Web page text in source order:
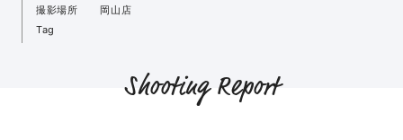
撮影場所
岡山店
Tag
Shooting Report